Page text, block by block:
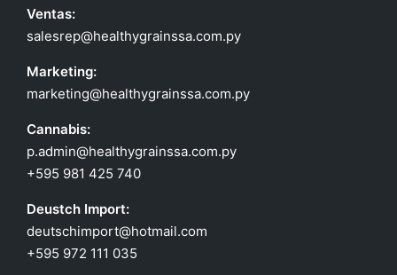
Ventas:
salesrep@healthygrainssa.com.py
Marketing:
marketing@healthygrainssa.com.py
Cannabis:
p.admin@healthygrainssa.com.py
+595 981 425 740
Deustch Import:
deutschimport@hotmail.com
+595 972 111 035